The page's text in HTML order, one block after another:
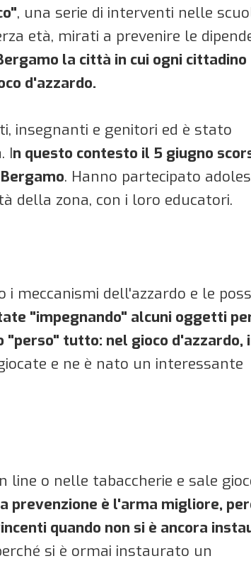
, una serie di interventi nelle
età, mirati a prevenire le
la città in cui ogni cittadino
d'azzardo.
insegnanti e genitori ed è stato
In questo contesto il 5 giugno
. Hanno partecipato
della zona, con i loro educatori.
i meccanismi dell'azzardo e le
"impegnando" alcuni oggetti
"perso" tutto: nel gioco
e ne è nato un interessante
o nelle tabaccherie e sale
prevenzione è l'arma migliore,
quando non si è ancora
si è ormai instaurato un